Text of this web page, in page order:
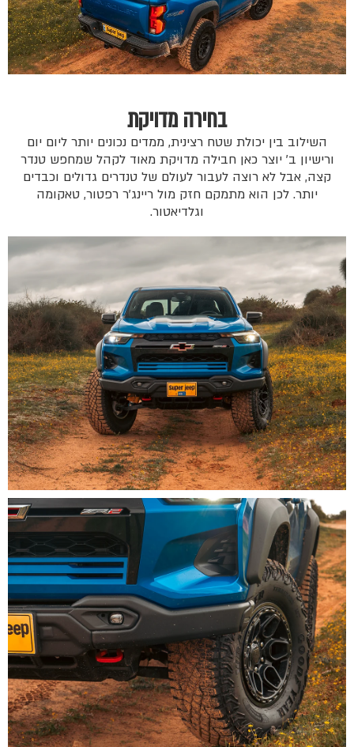
בחירה מדויקת
השילוב בין יכולת שטח רצינית, ממדים נכונים יותר ליום יום
ורישיון ב' יוצר כאן חבילה מדויקת מאוד לקהל שמחפש טנדר
קצה, אבל לא רוצה לעבור לעולם של טנדרים גדולים וכבדים
יותר. לכן הוא מתמקם חזק מול ריינג'ר רפטור, טאקומה
וגלדיאטור.